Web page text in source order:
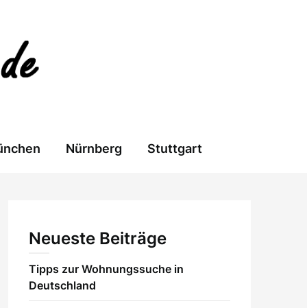
Nürnberg Stuttgart
Neueste Beiträge
Tipps zur Wohnungssuche in
Deutschland